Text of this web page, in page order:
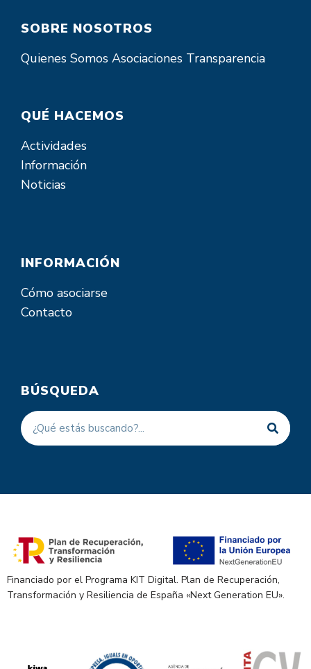
SOBRE NOSOTROS
Quienes Somos Asociaciones Transparencia
QUÉ HACEMOS
Actividades
Información
Noticias
INFORMACIÓN
Cómo asociarse
Contacto
BÚSQUEDA
Financiado por el Programa KIT Digital. Plan de Recuperación,
Transformación y Resiliencia de España «Next Generation EU».